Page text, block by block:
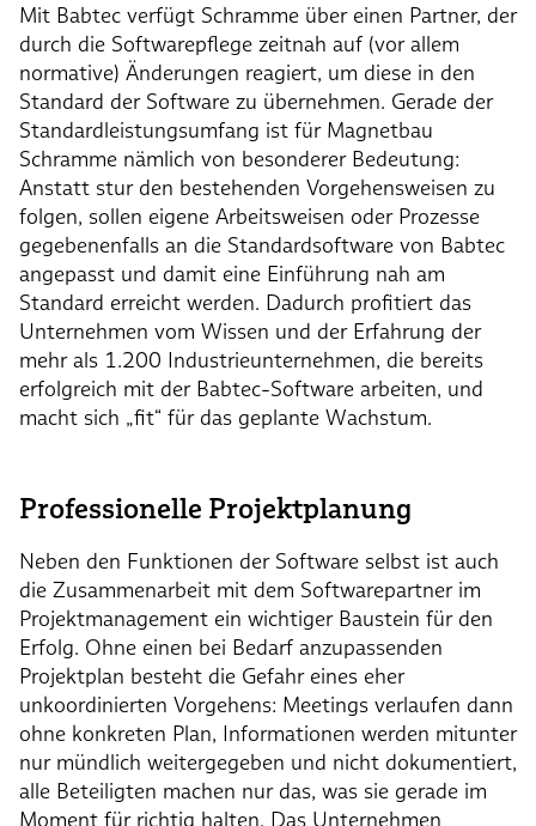
Mit Babtec verfügt Schramme über einen Partner, der
durch die Softwarepflege zeitnah auf (vor allem
normative) Änderungen reagiert, um diese in den
Standard der Software zu übernehmen. Gerade der
Standardleistungsumfang ist für Magnetbau
Schramme nämlich von besonderer Bedeutung:
Anstatt stur den bestehenden Vorgehensweisen zu
folgen, sollen eigene Arbeitsweisen oder Prozesse
gegebenenfalls an die Standardsoftware von Babtec
angepasst und damit eine Einführung nah am
Standard erreicht werden. Dadurch profitiert das
Unternehmen vom Wissen und der Erfahrung der
mehr als 1.200 Industrieunternehmen, die bereits
erfolgreich mit der Babtec-Software arbeiten, und
macht sich „fit“ für das geplante Wachstum.
Professionelle Projektplanung
Neben den Funktionen der Software selbst ist auch
die Zusammenarbeit mit dem Softwarepartner im
Projektmanagement ein wichtiger Baustein für den
Erfolg. Ohne einen bei Bedarf anzupassenden
Projektplan besteht die Gefahr eines eher
unkoordinierten Vorgehens: Meetings verlaufen dann
ohne konkreten Plan, Informationen werden mitunter
nur mündlich weitergegeben und nicht dokumentiert,
alle Beteiligten machen nur das, was sie gerade im
Moment für richtig halten. Das Unternehmen